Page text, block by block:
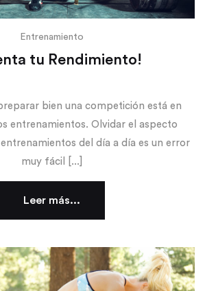
Entrenamiento
tu Rendimiento!
bien una competición está en
entrenamientos. Olvidar el aspecto
del día a día es un error
muy fácil [...]
Leer más...